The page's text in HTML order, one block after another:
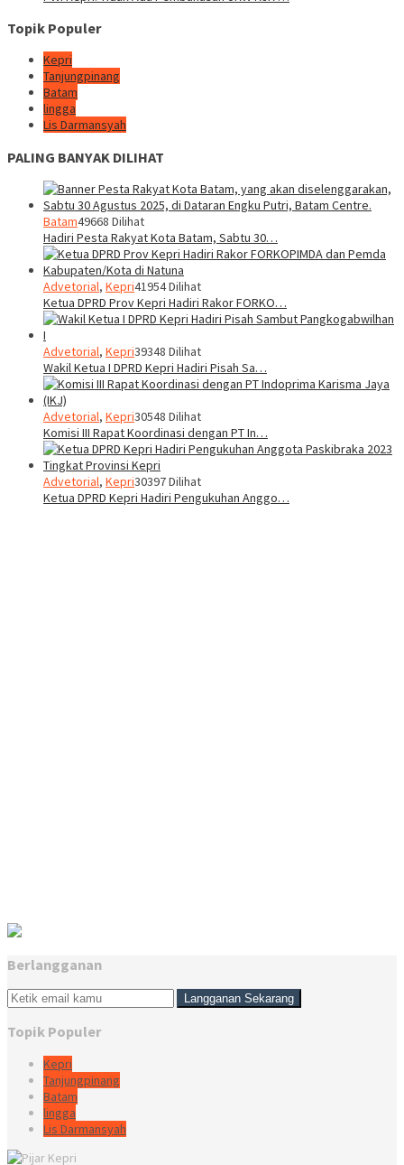
Topik Populer
Kepri
Tanjungpinang
Batam
lingga
Lis Darmansyah
PALING BANYAK DILIHAT
Batam49668 Dilihat
Hadiri Pesta Rakyat Kota Batam, Sabtu 30…
Advetorial, Kepri41954 Dilihat
Ketua DPRD Prov Kepri Hadiri Rakor FORKO…
Advetorial, Kepri39348 Dilihat
Wakil Ketua I DPRD Kepri Hadiri Pisah Sa…
Advetorial, Kepri30548 Dilihat
Komisi III Rapat Koordinasi dengan PT In…
Advetorial, Kepri30397 Dilihat
Ketua DPRD Kepri Hadiri Pengukuhan Anggo…
Berlangganan
Topik Populer
Kepri
Tanjungpinang
Batam
lingga
Lis Darmansyah